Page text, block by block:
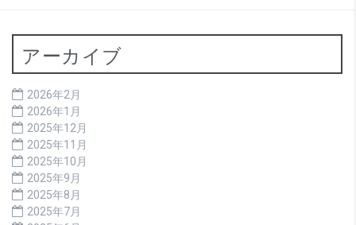
アーカイブ
2026年2月
2026年1月
2025年12月
2025年11月
2025年10月
2025年9月
2025年8月
2025年7月